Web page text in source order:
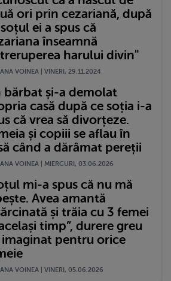
ori prin cezariană, după
ei a spus că
înseamnă
harului divin"
VOINEA | VINERI, 29.11.2024
bărbat și-a demolat
casă după ce soția i-a
că vrea să divorțeze.
și copiii se aflau în
când a dărâmat pereții
VOINEA | MIERCURI, 03.06.2026
mi-a spus că nu mă
Avea amantă
și trăia cu 3 femei
timp”, durere greu
imaginat pentru orice
VOINEA | VINERI, 05.06.2026